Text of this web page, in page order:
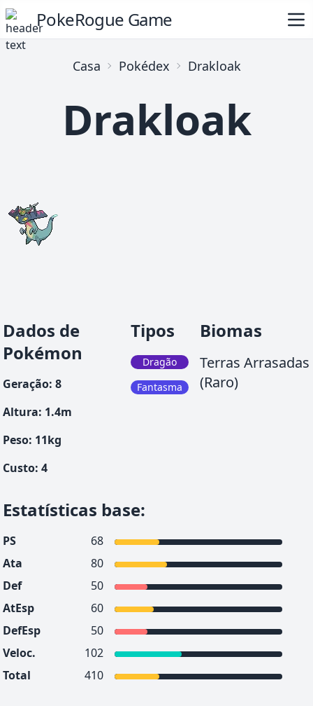
PokeRogue Game
Casa Pokédex Drakloak
Drakloak
Dados de
Pokémon
Geração: 8
Altura: 1.4m
Peso: 11kg
Custo: 4
Tipos
Dragão
Fantasma
Biomas
Terras Arrasadas
(Raro)
Estatísticas base:
PS
68
Ata
80
Def
50
AtEsp
60
DefEsp
50
Veloc.
102
Total
410